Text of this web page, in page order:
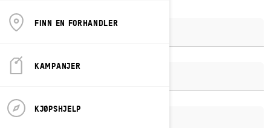
FINN EN FORHANDLER
KAMPANJER
KJØPSHJELP